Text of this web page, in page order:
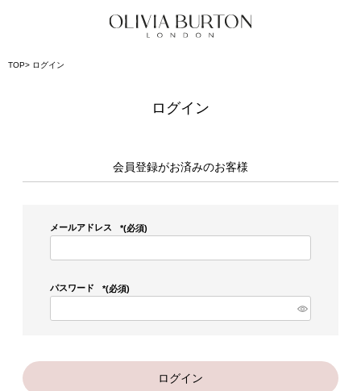
TOP ログイン
ログイン
会員登録がお済みのお客様
メールアドレス (必須)
パスワード (必須)
ログイン